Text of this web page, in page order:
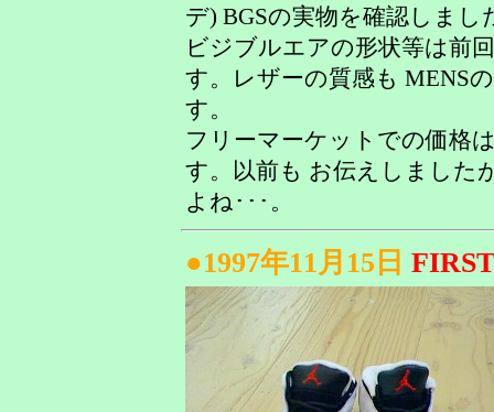
デ) BGSの実物を確認しまし
ビジブルエアの形状等は前
す。レザーの質感も MENS
す。
フリーマーケットでの価格
す。以前も お伝えしました
よね･･･。
●1997年11月15日